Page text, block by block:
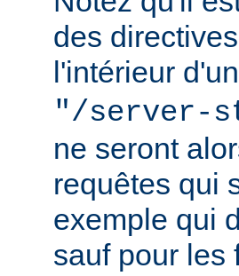
des
l'intérieur
"/server-
ne seront
requêtes qui
exemple qui
sauf pour les